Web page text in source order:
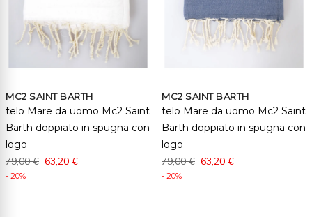
MC2 SAINT BARTH
telo Mare da uomo Mc2 Saint
Barth doppiato in spugna con
logo
79,00 € 63,20 €
- 20%
MC2 SAINT BARTH
telo Mare da uomo Mc2 Saint
Barth doppiato in spugna con
logo
79,00 € 63,20 €
- 20%